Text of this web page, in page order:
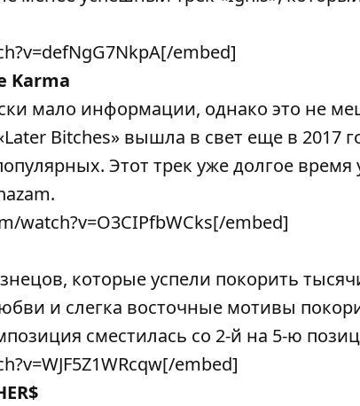
embed]
Karma
мало информации, однако это не
Bitches» вышла в свет еще в 2017
Этот трек уже долгое
watch?v=O3CIPfbWCks[/embed]
которые успели покорить
и слегка восточные мотивы
сместилась со 2-й на 5-ю
embed]